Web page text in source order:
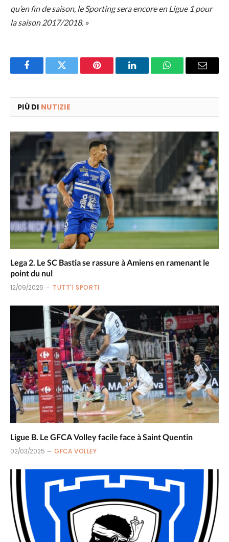
qu’en fin de saison, le Sporting sera encore en Ligue 1 pour
la saison 2017/2018. »
FacebookTwitter Pinterest LinkedInWhatsAppEmail
PIÙ DI NUTIZIE
Lega 2. Le SC Bastia se rassure à Amiens en ramenant le
point du nul
12/09/2025 TUTT'I SPORTI
Ligue B. Le GFCA Volley facile face à Saint Quentin
02/03/2025 GFCA VOLLEY